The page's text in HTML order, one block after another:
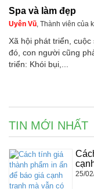
Spa và làm đẹp
Uyên Vũ, Thành viên của
Xã hội phát triển,
đó, con người cũng
triển: Khói bụi,...
TIN MỚI NHẤT
25/